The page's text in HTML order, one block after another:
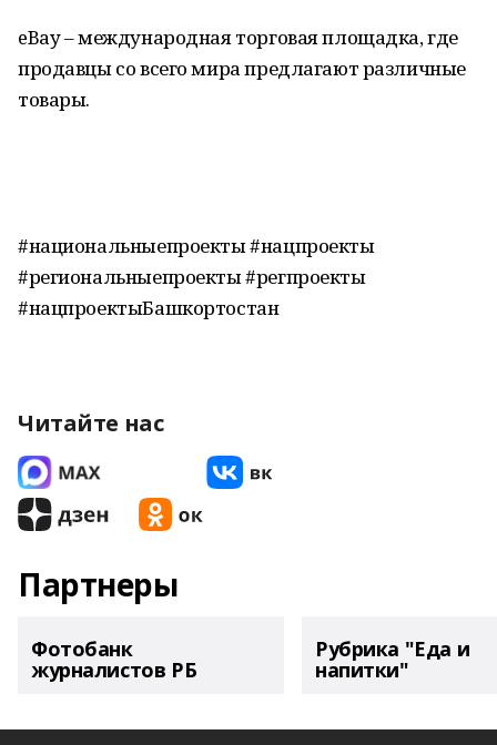
eBay – международная торговая площадка, где
продавцы со всего мира предлагают различные
товары.
#национальныепроекты #нацпроекты
#региональныепроекты #регпроекты
#нацпроектыБашкортостан
Читайте нас
Партнеры
Фотобанк
журналистов РБ
Рубрика "Еда и
напитки"